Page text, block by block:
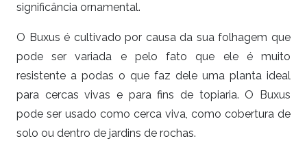
significância ornamental.
O Buxus é cultivado por causa da sua folhagem que
pode ser variada e pelo fato que ele é muito
resistente a podas o que faz dele uma planta ideal
para cercas vivas e para fins de topiaria. O Buxus
pode ser usado como cerca viva, como cobertura de
solo ou dentro de jardins de rochas.